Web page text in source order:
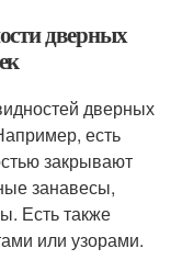
дверных
дверных
есть
закрывают
занавесы,
Есть также
или узорами.